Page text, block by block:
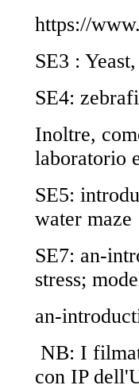
https://
SE3 :
SE4:
Inoltre,
laboratorio
SE5:
water maze
SE7: an-
stress;
an-
NB: I
con IP